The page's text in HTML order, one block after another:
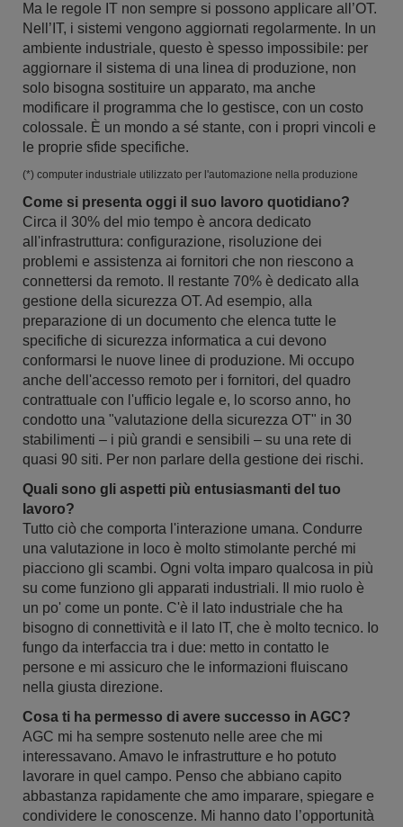
Ma le regole IT non sempre si possono applicare all’OT.
Nell’IT, i sistemi vengono aggiornati regolarmente. In un
ambiente industriale, questo è spesso impossibile: per
aggiornare il sistema di una linea di produzione, non
solo bisogna sostituire un apparato, ma anche
modificare il programma che lo gestisce, con un costo
colossale. È un mondo a sé stante, con i propri vincoli e
le proprie sfide specifiche.
(*) computer industriale utilizzato per l'automazione nella produzione
Come si presenta oggi il suo lavoro quotidiano?
Circa il 30% del mio tempo è ancora dedicato
all'infrastruttura: configurazione, risoluzione dei
problemi e assistenza ai fornitori che non riescono a
connettersi da remoto. Il restante 70% è dedicato alla
gestione della sicurezza OT. Ad esempio, alla
preparazione di un documento che elenca tutte le
specifiche di sicurezza informatica a cui devono
conformarsi le nuove linee di produzione. Mi occupo
anche dell'accesso remoto per i fornitori, del quadro
contrattuale con l'ufficio legale e, lo scorso anno, ho
condotto una "valutazione della sicurezza OT" in 30
stabilimenti – i più grandi e sensibili – su una rete di
quasi 90 siti. Per non parlare della gestione dei rischi.
Quali sono gli aspetti più entusiasmanti del tuo
lavoro?
Tutto ciò che comporta l'interazione umana. Condurre
una valutazione in loco è molto stimolante perché mi
piacciono gli scambi. Ogni volta imparo qualcosa in più
su come funziono gli apparati industriali. Il mio ruolo è
un po' come un ponte. C'è il lato industriale che ha
bisogno di connettività e il lato IT, che è molto tecnico. Io
fungo da interfaccia tra i due: metto in contatto le
persone e mi assicuro che le informazioni fluiscano
nella giusta direzione.
Cosa ti ha permesso di avere successo in AGC?
AGC mi ha sempre sostenuto nelle aree che mi
interessavano. Amavo le infrastrutture e ho potuto
lavorare in quel campo. Penso che abbiano capito
abbastanza rapidamente che amo imparare, spiegare e
condividere le conoscenze. Mi hanno dato l’opportunità